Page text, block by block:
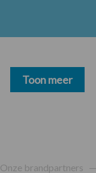
Toon meer
Onze brandpartners